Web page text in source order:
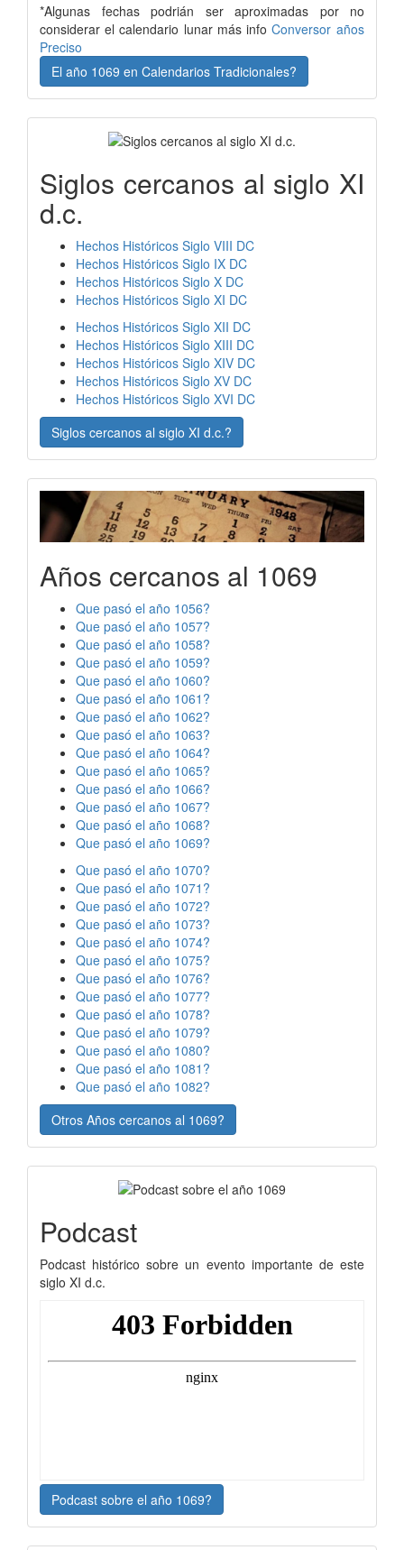
*Algunas fechas podrián ser aproximadas por no
considerar el calendario lunar más info Conversor años
Preciso
El año 1069 en Calendarios Tradicionales?
Siglos cercanos al siglo XI
d.c.
Hechos Históricos Siglo VIII DC
Hechos Históricos Siglo IX DC
Hechos Históricos Siglo X DC
Hechos Históricos Siglo XI DC
Hechos Históricos Siglo XII DC
Hechos Históricos Siglo XIII DC
Hechos Históricos Siglo XIV DC
Hechos Históricos Siglo XV DC
Hechos Históricos Siglo XVI DC
Siglos cercanos al siglo XI d.c.?
Años cercanos al 1069
Que pasó el año 1056?
Que pasó el año 1057?
Que pasó el año 1058?
Que pasó el año 1059?
Que pasó el año 1060?
Que pasó el año 1061?
Que pasó el año 1062?
Que pasó el año 1063?
Que pasó el año 1064?
Que pasó el año 1065?
Que pasó el año 1066?
Que pasó el año 1067?
Que pasó el año 1068?
Que pasó el año 1069?
Que pasó el año 1070?
Que pasó el año 1071?
Que pasó el año 1072?
Que pasó el año 1073?
Que pasó el año 1074?
Que pasó el año 1075?
Que pasó el año 1076?
Que pasó el año 1077?
Que pasó el año 1078?
Que pasó el año 1079?
Que pasó el año 1080?
Que pasó el año 1081?
Que pasó el año 1082?
Otros Años cercanos al 1069?
Podcast
Podcast histórico sobre un evento importante de este
siglo XI d.c.
Podcast sobre el año 1069?